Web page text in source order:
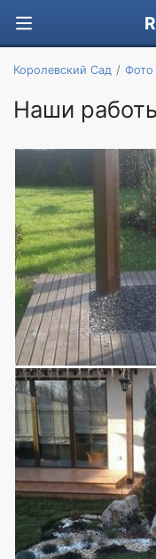
Королевский Сад Фото
Наши